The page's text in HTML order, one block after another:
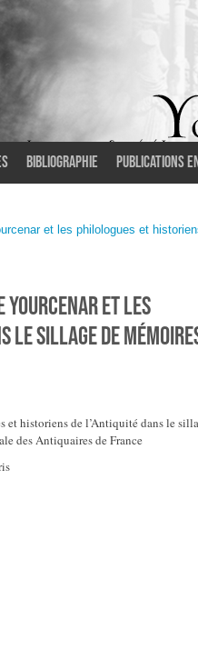
Bibliographie Publications
et les philologues et
Yourcenar et les
le sillage de
historiens de l’Antiquité dans le
des Antiquaires de France